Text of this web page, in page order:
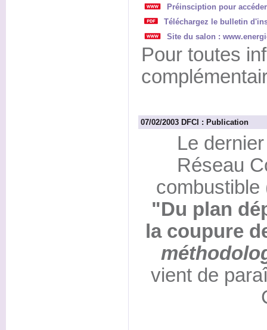
Préinsciption pour
Téléchargez le bulletin
Site du salon :
Pour toutes
07/02/2003 DFCI : Publication
Le
Réseau
combustible
"Du plan
la coupure
vient de